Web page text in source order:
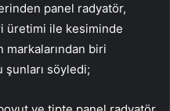
panel radyatör,
üretimi ile kesiminde
markalarından biri
söyledi;